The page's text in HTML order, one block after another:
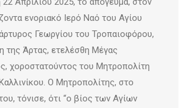
ενοριακό Ιερό Ναό του Αγίου
Γεωργίου του Τροπαιοφόρου,
της Άρτας, ετελέσθη Μέγας
χοροστατούντος του Μητροπολίτη
Ο Μητροπολίτης, στο
τόνισε, ότι “ο βίος των Αγίων